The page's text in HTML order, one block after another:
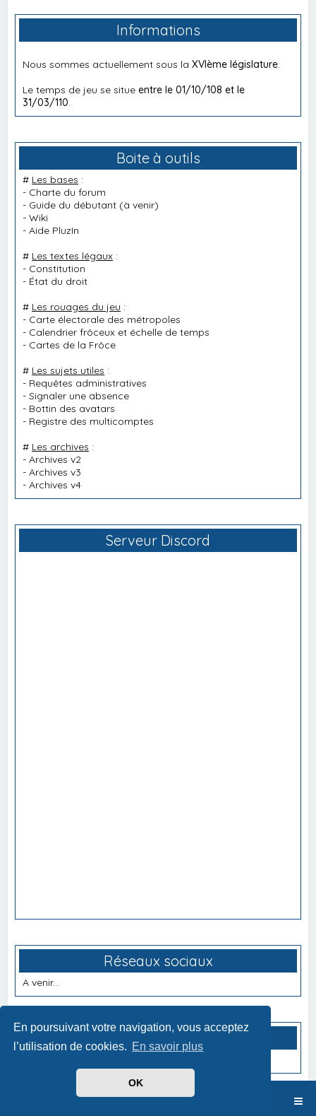
En poursuivant votre navigation, vous acceptez
l’utilisation de cookies. En savoir plus
OK
Informations
Nous sommes actuellement sous laXVIème législature.
Le temps de jeu se situeentre le 01/10/108 et le
31/03/110.
Boite à outils
# Les bases :
- Charte du forum
- Guide du débutant (à venir)
-Wiki
-Aide PluzIn
# Les textes légaux :
- Constitution
- État du droit
# Les rouages du jeu :
- Carte électorale des métropoles
- Calendrier frôceux et échelle de temps
- Cartes de la Frôce
# Les sujets utiles :
- Requêtes administratives
-Signaler une absence
- Bottin des avatars
- Registre des multicomptes
# Les archives :
-Archives v2
-Archives v3
-Archives v4
Serveur Discord
Réseaux sociaux
A venir...
Partenaires
Index du forum